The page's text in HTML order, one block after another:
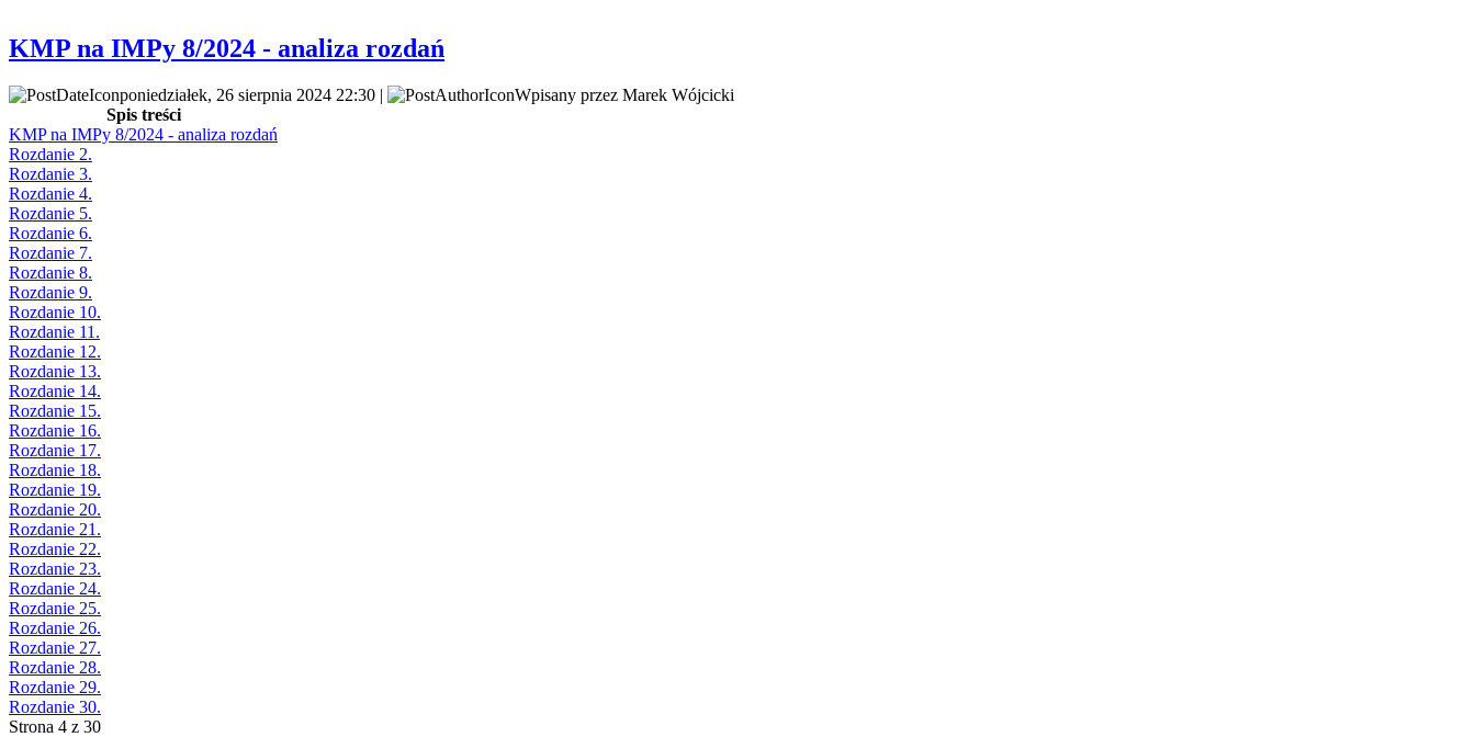
KMP na IMPy 8/2024 - analiza rozdań
poniedziałek, 26 sierpnia 2024 22:30 |
Wpisany przez Marek Wójcicki
Spis treści
KMP na IMPy 8/2024 - analiza rozdań
Rozdanie 2.
Rozdanie 3.
Rozdanie 4.
Rozdanie 5.
Rozdanie 6.
Rozdanie 7.
Rozdanie 8.
Rozdanie 9.
Rozdanie 10.
Rozdanie 11.
Rozdanie 12.
Rozdanie 13.
Rozdanie 14.
Rozdanie 15.
Rozdanie 16.
Rozdanie 17.
Rozdanie 18.
Rozdanie 19.
Rozdanie 20.
Rozdanie 21.
Rozdanie 22.
Rozdanie 23.
Rozdanie 24.
Rozdanie 25.
Rozdanie 26.
Rozdanie 27.
Rozdanie 28.
Rozdanie 29.
Rozdanie 30.
Strona 4 z 30